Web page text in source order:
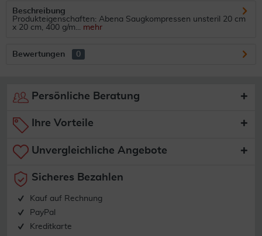
Beschreibung
Produkteigenschaften: Abena Saugkompressen unsteril 20 cm
x 20 cm, 400 g/m... mehr
Bewertungen 0
Persönliche Beratung
Ihre Vorteile
Unvergleichliche Angebote
Sicheres Bezahlen
Kauf auf Rechnung
PayPal
Kreditkarte